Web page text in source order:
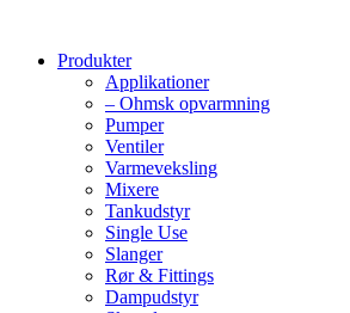
Produkter
Applikationer
– Ohmsk opvarmning
Pumper
Ventiler
Varmeveksling
Mixere
Tankudstyr
Single Use
Slanger
Rør & Fittings
Dampudstyr